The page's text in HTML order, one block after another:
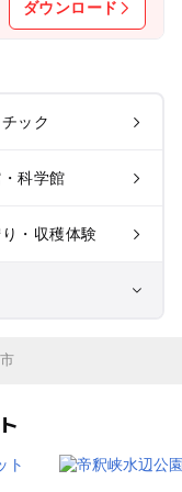
ダウンロード
ック
科学館
・収穫体験
フラワーパー